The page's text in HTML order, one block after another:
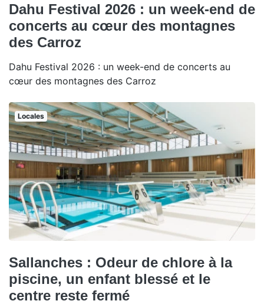
Dahu Festival 2026 : un week-end de
concerts au cœur des montagnes
des Carroz
Dahu Festival 2026 : un week-end de concerts au
cœur des montagnes des Carroz
Locales
Sallanches : Odeur de chlore à la
piscine, un enfant blessé et le
centre reste fermé